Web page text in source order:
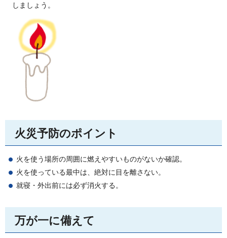
しましょう。
火災予防のポイント
火を使う場所の周囲に燃えやすいものがないか確認。
火を使っている最中は、絶対に目を離さない。
就寝・外出前には必ず消火する。
万が一に備えて